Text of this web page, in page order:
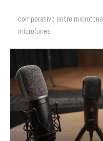
comparativo entre
microfones